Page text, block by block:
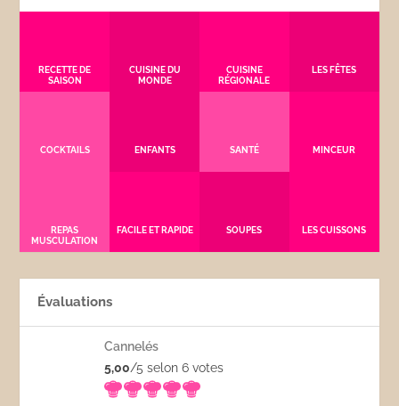
RECETTE DE
SAISON
CUISINE DU
MONDE
CUISINE
RÉGIONALE
LES FÊTES
COCKTAILS ENFANTS SANTÉ MINCEUR
REPAS
MUSCULATION
FACILE ET RAPIDE SOUPES LES CUISSONS
Évaluations
Cannelés
5,00/5 selon 6votes